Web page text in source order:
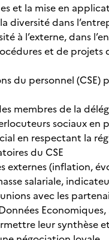
et la mise en
diversité dans
à l’externe, dans
et de projets
du personnel
membres de la
sociaux
en respectant la
du CSE
externes (inflation,
salariale,
avec les
leur synthèse